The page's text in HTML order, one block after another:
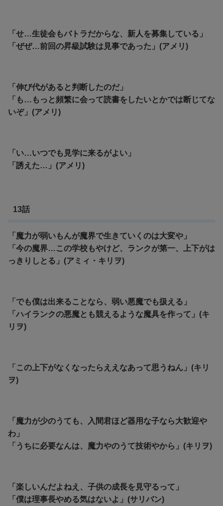
「せ…生徒会もバトラだからな、新人を募集している」
「ぜぜ…前回の昇級試験は見事であった」(アメリ)
「伸び代があると判断したのだ」
「も…もっと頻繁に会って読書をしたいとかでは断じてな
いぞ」(アメリ)
「い…いつでも見学に来るがよい」
「誘えた…」(アメリ)
13話
「魔力が弱いもんが魔界で生きていくのは大変や」
「今の魔界…この学校もやけど、ランクが第一、上下がは
っきりしとる」(アミィ・キリヲ)
「でも僕は出来ることなら、弱い悪魔でも扱える」
「ハイランクの悪魔とも競えるような魔具を作って」(キ
リヲ)
「この上下がなくなったらええなあって思うねん」(キリ
ヲ)
「魔力が少のうても、入間君ほど器用な子なら大歓迎や
わ」
「うちに必要なんは、魔力やのうて技術やから」(キリヲ)
「楽しいんだよねえ、子供の成長を見守るって」
「僕は理事長やめる気はないよ」(サリバン)